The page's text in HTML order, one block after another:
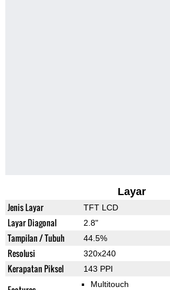
Layar
Jenis Layar TFT LCD
Layar Diagonal 2.8"
Tampilan / Tubuh 44.5%
Resolusi 320x240
Kerapatan Piksel 143 PPI
Multitouch